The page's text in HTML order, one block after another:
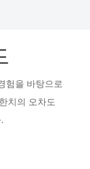
험을 바탕으로
치의 오차도